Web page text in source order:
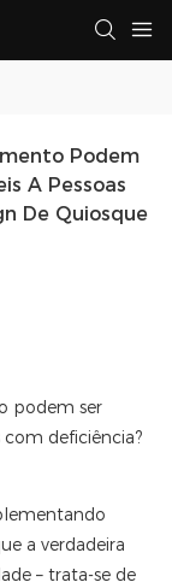
Podem
A Pessoas
De Quiosque
a verdadeira
– trata-se de